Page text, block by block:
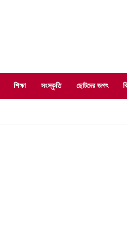
শিক্ষা সংস্কৃতি ছোটদের জগৎ